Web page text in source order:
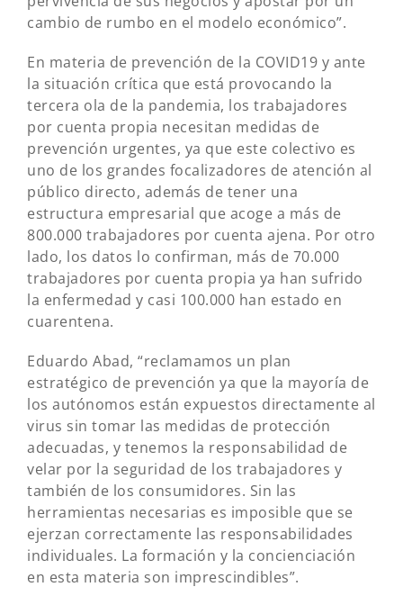
cambio de rumbo en el modelo económico”.
En materia de prevención de la COVID19 y ante
la situación crítica que está provocando la
tercera ola de la pandemia, los trabajadores
por cuenta propia necesitan medidas de
prevención urgentes, ya que este colectivo es
uno de los grandes focalizadores de atención al
público directo, además de tener una
estructura empresarial que acoge a más de
800.000 trabajadores por cuenta ajena. Por otro
lado, los datos lo confirman, más de 70.000
trabajadores por cuenta propia ya han sufrido
la enfermedad y casi 100.000 han estado en
cuarentena.
Eduardo Abad, “reclamamos un plan
estratégico de prevención ya que la mayoría de
los autónomos están expuestos directamente al
virus sin tomar las medidas de protección
adecuadas, y tenemos la responsabilidad de
velar por la seguridad de los trabajadores y
también de los consumidores. Sin las
herramientas necesarias es imposible que se
ejerzan correctamente las responsabilidades
individuales. La formación y la concienciación
en esta materia son imprescindibles”.